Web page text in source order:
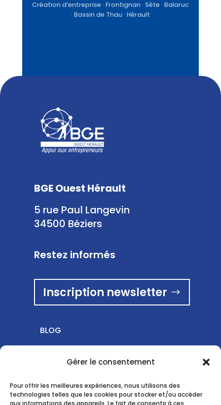
Gérer le consentement
Pour offrir les meilleures expériences, nous utilisons des
technologies telles que les cookies pour stocker et/ou accéder
aux informations des appareils. Le fait de consentir à ces
Création d’entreprise · Frontignan · Sète · Balaruc
· Bassin de Thau · Hérault
BGE Ouest Hérault
5 rue Paul Langevin
34500 Béziers
Restez informés
Inscription newsletter
BLOG